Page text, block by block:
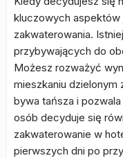
kluczowych
zakwaterowania.
przybywających do
Możesz rozważyć
mieszkaniu dzielonym
bywa tańsza i
osób decyduje się
zakwaterowanie w
pierwszych dni po